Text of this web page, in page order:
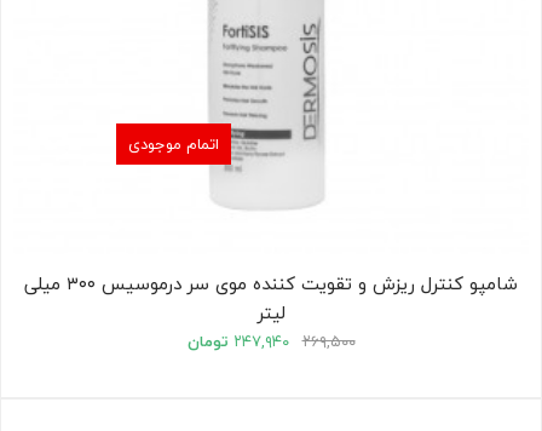
اتمام موجودی
شامپو کنترل ریزش و تقویت کننده موی سر درموسیس ۳۰۰ میلی
لیتر
۲۶۹,۵۰۰ ۲۴۷,۹۴۰ تومان